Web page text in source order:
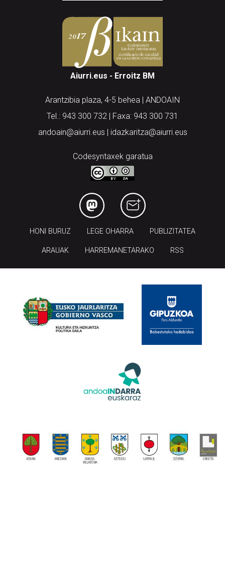
Aiurri.eus - Erroitz BM
Arantzibia plaza, 4-5 behea | ANDOAIN
Tel.: 943 300 732 | Faxa: 943 300 731
andoain@aiurri.eus | idazkaritza@aiurri.eus
Codesyntaxek garatua
HONI BURUZ LEGE OHARRA PUBLIZITATEA
ARAUAK HARREMANETARAKO RSS